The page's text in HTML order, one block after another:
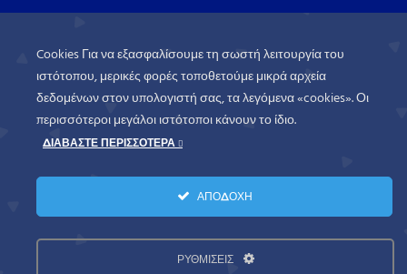
© 2026. All rights
Πολιτική Απορρήτου Όροι Χρήσης
Cookies Για να εξασφαλίσουμε τη σωστή λειτουργία του
ιστότοπου, μερικές φορές τοποθετούμε μικρά αρχεία
δεδομένων στον υπολογιστή σας, τα λεγόμενα «cookies». Οι
περισσότεροι μεγάλοι ιστότοποι κάνουν το ίδιο.
ΔΙΑΒΑΣΤΕ ΠΕΡΙΣΣΟΤΕΡΑ
ΑΠΟΔΟΧΗ
ΡΥΘΜΙΣΕΙΣ